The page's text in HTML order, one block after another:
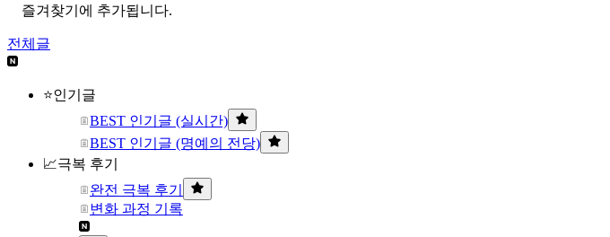
즐겨찾기에 추가됩니다.
전체글
⭐인기글
BEST 인기글 (실시간)
BEST 인기글 (명예의 전당)
📈극복 후기
완전 극복 후기
변화 과정 기록